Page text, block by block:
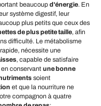
beaucoup d'énergie. En
système digestif, leur
plus petits que ceux des
de plus petite taille, afin
difficulté. Le métabolisme
nécessite une
, capable de satisfaire
en conservant une bonne
soient
et que la nourriture ne
compagnon à quatre